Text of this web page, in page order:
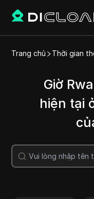
Trang chủ Thời gian
Giờ
hiện tại